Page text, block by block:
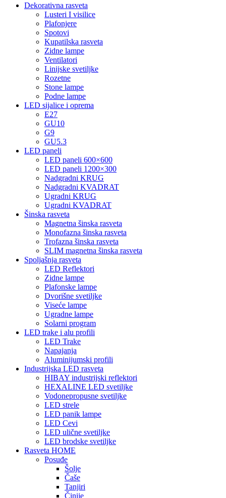
Dekorativna rasveta
Lusteri I visilice
Plafonjere
Spotovi
Kupatilska rasveta
Zidne lampe
Ventilatori
Linijske svetiljke
Rozetne
Stone lampe
Podne lampe
LED sijalice i oprema
E27
GU10
G9
GU5.3
LED paneli
LED paneli 600×600
LED paneli 1200×300
Nadgradni KRUG
Nadgradni KVADRAT
Ugradni KRUG
Ugradni KVADRAT
Šinska rasveta
Magnetna šinska rasveta
Monofazna šinska rasveta
Trofazna šinska rasveta
SLIM magnetna šinska rasveta
Spoljašnja rasveta
LED Reflektori
Zidne lampe
Plafonske lampe
Dvorišne svetiljke
Viseće lampe
Ugradne lampe
Solarni program
LED trake i alu profili
LED Trake
Napajanja
Aluminijumski profili
Industrijska LED rasveta
HIBAY industrijski reflektori
HEXALINE LED svetiljke
Vodonepropusne svetiljke
LED strele
LED panik lampe
LED Cevi
LED ulične svetiljke
LED brodske svetiljke
Rasveta HOME
Posuđe
Šolje
Čaše
Tanjiri
Činije